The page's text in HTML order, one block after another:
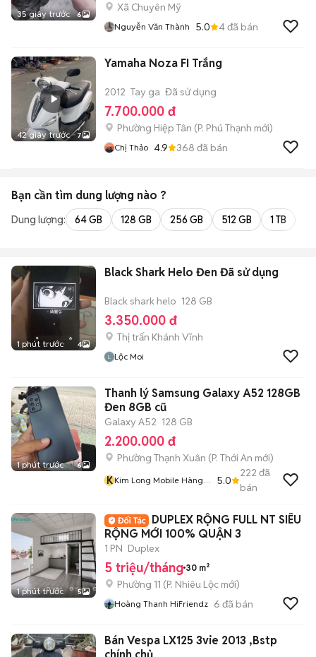
35 giây trước 6
Xã Chuyên Mỹ
Nguyễn Văn Thành 5.0 4đã bán
42 giây trước 7
Yamaha Noza FI Trắng
2012 Tay ga Đã sử dụng
7.700.000 đ
Phường Hiệp Tân (P. Phú Thạnh mới)
Chị Thảo 4.9 368 đã bán
Bạn cần tìm dung lượng nào ?
Dung lượng: 64 GB 128 GB 256 GB 512 GB 1 TB
1 phút trước 4
Black Shark Helo Đen Đã sử dụng
Black shark helo 128 GB
3.350.000 đ
Thị trấn Khánh Vĩnh
Lộc Moi
1 phút trước 6
Thanh lý Samsung Galaxy A52 128GB
Đen 8GB cũ
Galaxy A52 128 GB
2.200.000 đ
Phường Thạnh Xuân (P. Thới An mới)
KKim Long Mobile Hàng
5.0
222 đã
bán
1 phút trước 5
DUPLEX RỘNG FULL NT SIÊU
RỘNG MỚI 100% QUẬN 3
1 PN Duplex
5 triệu/tháng 30 m²
Phường 11 (P. Nhiêu Lộc mới)
Hoàng Thanh HiFriendz 6 đã bán
Bán Vespa LX125 3vie 2013 ,Bstp